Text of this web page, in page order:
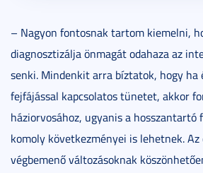
– Nagyon fontosnak tartom kiemelni,
diagnosztizálja önmagát odahaza az
senki. Mindenkit arra bíztatok, hogy ha
fejfájással kapcsolatos tünetet, akkor
háziorvosához, ugyanis a hosszantartó
komoly következményei is lehetnek.
végbemenő változásoknak